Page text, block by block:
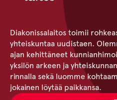
Diakonissalaitos toimii
yhteiskuntaa uudistaen.
ajan kehittäneet
yksilön arkeen ja
rinnalla sekä luomme
jokainen löytää paikkansa.